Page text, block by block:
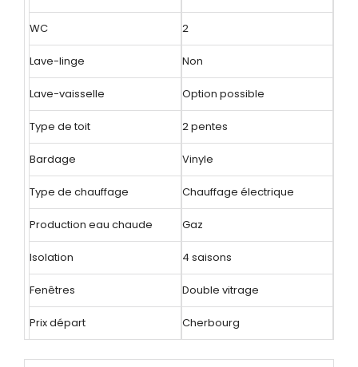
WC 2
Lave-linge Non
Lave-vaisselle Option possible
Type de toit 2 pentes
Bardage Vinyle
Type de chauffage Chauffage électrique
Production eau chaude Gaz
Isolation 4 saisons
Fenêtres Double vitrage
Prix départ Cherbourg